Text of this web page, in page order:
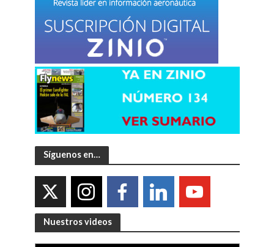
Síguenos en…
Nuestros videos